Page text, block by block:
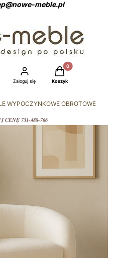
meble.pl
wyszukiwarkę
Zaloguj się
Produkty w koszyku:
Koszyk
WYPOCZYNKOWE OBROTOWE
CENĘ 731-488-766